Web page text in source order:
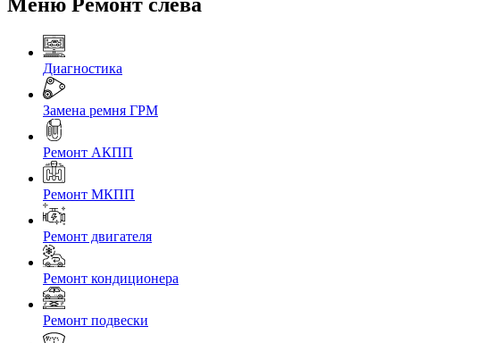
Меню Ремонт слева
Диагностика
Замена ремня ГРМ
Ремонт АКПП
Ремонт МКПП
Ремонт двигателя
Ремонт кондиционера
Ремонт подвески